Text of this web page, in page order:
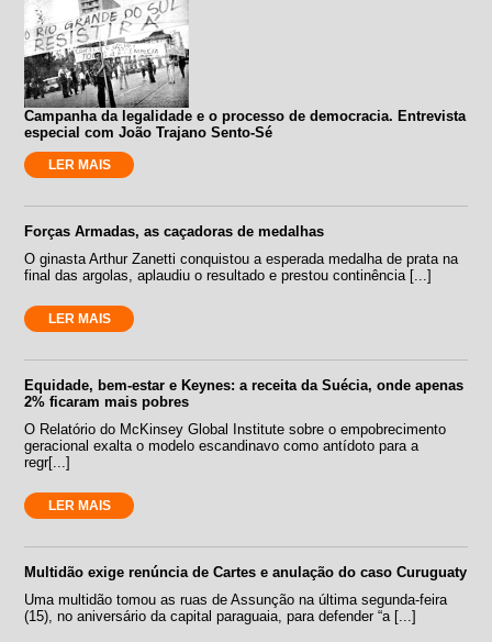
Campanha da legalidade e o processo de democracia. Entrevista
especial com João Trajano Sento-Sé
LER MAIS
Forças Armadas, as caçadoras de medalhas
O ginasta Arthur Zanetti conquistou a esperada medalha de prata na
final das argolas, aplaudiu o resultado e prestou continência [...]
LER MAIS
Equidade, bem-estar e Keynes: a receita da Suécia, onde apenas
2% ficaram mais pobres
O Relatório do McKinsey Global Institute sobre o empobrecimento
geracional exalta o modelo escandinavo como antídoto para a
regr[...]
LER MAIS
Multidão exige renúncia de Cartes e anulação do caso Curuguaty
Uma multidão tomou as ruas de Assunção na última segunda-feira
(15), no aniversário da capital paraguaia, para defender “a [...]